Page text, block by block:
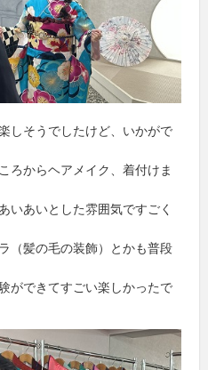
うでしたけど、いかがで
ろからヘアメイク、着付けま
した雰囲気ですごく
の装飾）とかも普段
すごい楽しかったで